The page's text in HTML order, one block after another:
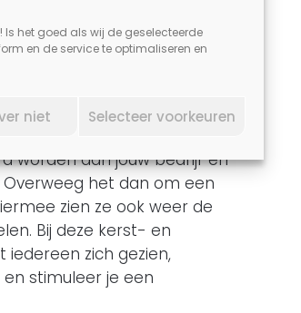
Is het goed als wij de geselecteerde
en de service te optimaliseren en
niet Selecteer voorkeuren
te krijgen? Om in
Een kerstbal bedrukt
Zo hebben je
in hun kerstboom
worden aan jouw bedrijf en
het dan om een
zien ze ook weer de
Bij deze kerst- en
zich gezien,
stimuleer je een